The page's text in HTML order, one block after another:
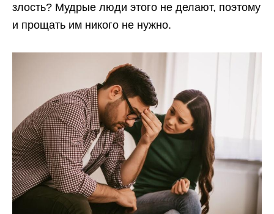
злость? Мудрые люди этого не делают, поэтому
и прощать им никого не нужно.